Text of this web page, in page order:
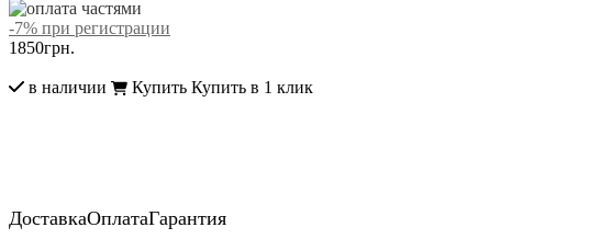
-7% при регистрации
1850грн.
в наличии Купить Купить в 1 клик
ДоставкаОплатаГарантия